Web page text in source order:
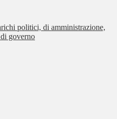
politici, di amministrazione,
governo